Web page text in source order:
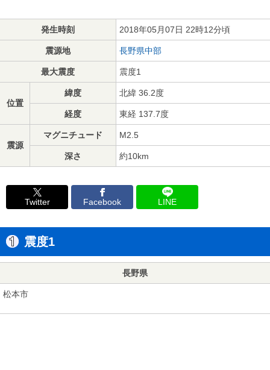
発生時刻 2018年05月07日 22時12分頃
震源地 長野県中部
最大震度 震度1
位置
緯度 北緯 36.2度
経度 東経 137.7度
震源
マグニチュード M2.5
深さ 約10km
Twitter Facebook LINE
震度1
長野県
松本市